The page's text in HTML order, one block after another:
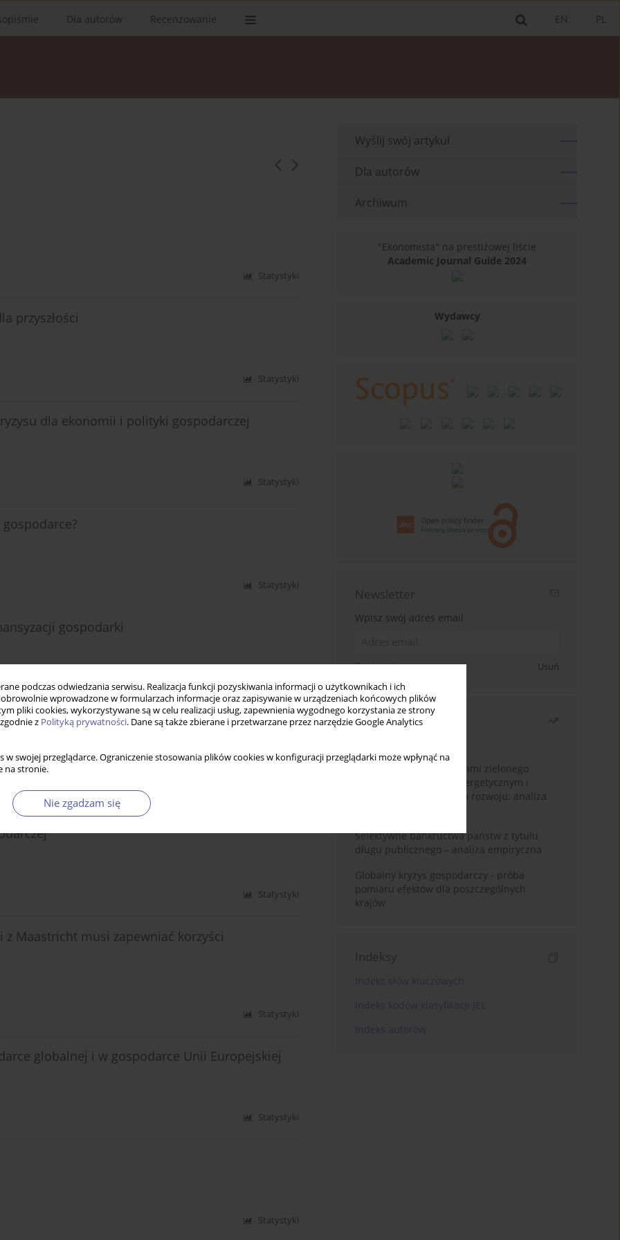
podczas odwiedzania serwisu. Realizacja funkcji pozyskiwania informacji o użytkownikach i ich
wprowadzone w formularzach informacje oraz zapisywanie w urządzeniach końcowych plików
pliki cookies, wykorzystywane są w celu realizacji usług, zapewnienia wygodnego korzystania ze strony
z Polityką prywatności. Dane są także zbierane i przetwarzane przez narzędzie Google Analytics
w swojej przeglądarce. Ograniczenie stosowania plików cookies w konfiguracji przeglądarki może wpłynąć na
na stronie.
Nie zgadzam się
PL
EN
Dla autorów Recenzowanie
Statystyki
przyszłości
Statystyki
dla ekonomii i polityki gospodarczej
Statystyki
Statystyki
gospodarki
Statystyki
Statystyki
z Maastricht musi zapewniać korzyści
Statystyki
globalnej i w gospodarce Unii Europejskiej
Statystyki
Statystyki
Wyślij swój artykuł
Dla autorów
Archiwum
"Ekonomista" na prestiżowej liście
Academic Journal Guide 2024
Wydawcy
Newsletter
Wpisz swój adres email
Zapisz się Usuń
Najczęściej czytane
Związek między wymiarami zielonego
wzrostu, trylematem energetycznym i
celami zrównoważonego rozwoju: analiza
Selektywne bankructwa państw z tytułu
długu publicznego – analiza empiryczna
Globalny kryzys gospodarczy - próba
pomiaru efektów dla poszczególnych
krajów
Indeksy